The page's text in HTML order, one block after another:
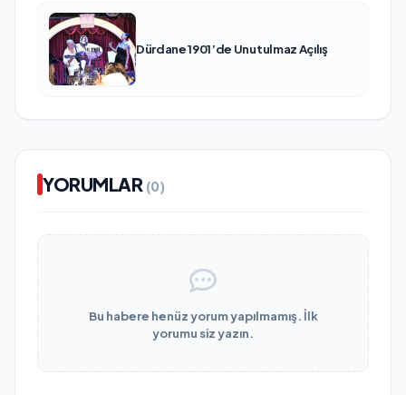
Dürdane 1901’de Unutulmaz Açılış
YORUMLAR (0)
Bu habere henüz yorum yapılmamış. İlk
yorumu siz yazın.